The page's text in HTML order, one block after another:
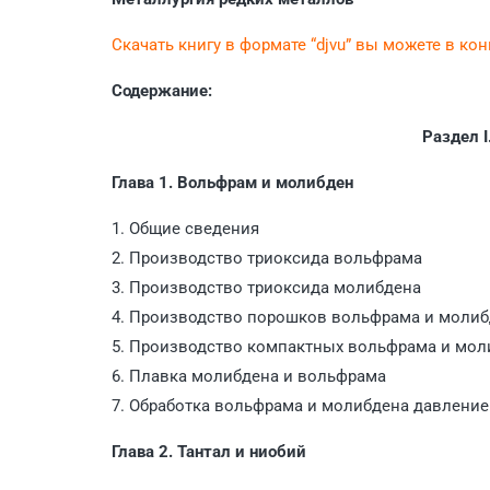
Скачать книгу в формате “djvu” вы можете в
Содержание:
Раздел
Глава 1. Вольфрам и молибден
1. Общие сведения
2. Производство триоксида вольфрама
3. Производство триоксида молибдена
4. Производство порошков вольфрама и
5. Производство компактных вольфрама и
6. Плавка молибдена и вольфрама
7. Обработка вольфрама и молибдена
Глава 2. Тантал и ниобий